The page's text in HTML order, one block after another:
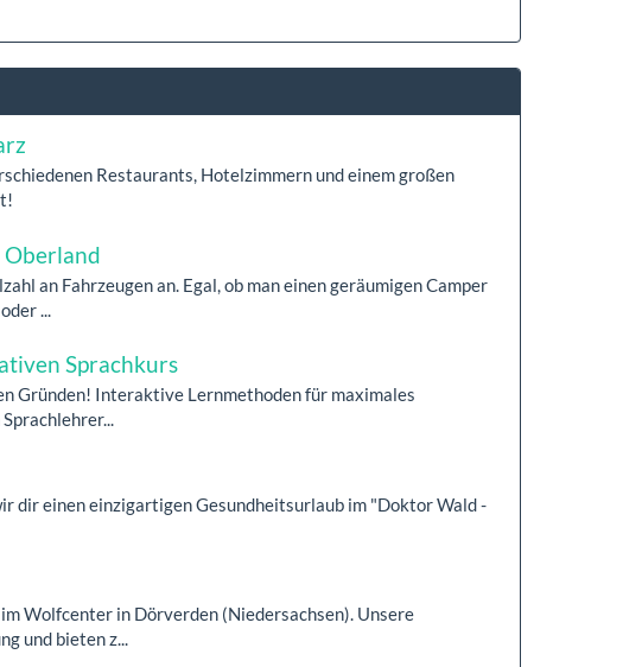
Restaurants, Hotelzimmern und einem großen
an Fahrzeugen an. Egal, ob man einen geräumigen Camper
...
Sprachkurs
Gründen! Interaktive Lernmethoden für maximales
dir einen einzigartigen Gesundheitsurlaub im "Doktor Wald -
Wolfcenter in Dörverden (Niedersachsen). Unsere
und bieten z...